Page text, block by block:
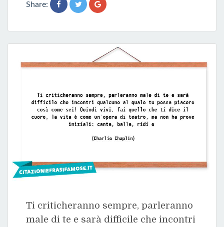
Share:
Ti criticheranno sempre, parleranno
male di te e sarà difficile che incontri